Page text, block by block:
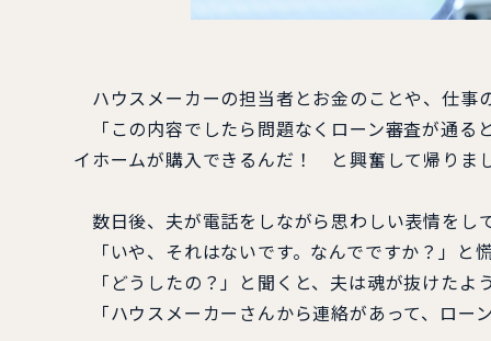
ハウスメーカーの担当者とお金のことや、仕事
「この内容でしたら問題なくローン審査が通る
イホームが購入できるんだ！ と興奮して帰りま
数日後、夫が電話をしながら思わしい表情をし
「いや、それはないです。なんでですか？」と
「どうしたの？」と聞くと、夫は魂が抜けたよ
「ハウスメーカーさんから連絡があって、ロー